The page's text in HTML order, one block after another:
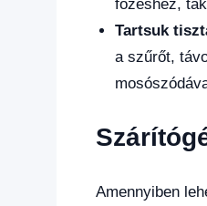
főzéshez,
Tartsuk
a szűrőt,
Amennyiben